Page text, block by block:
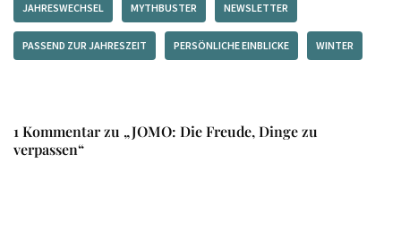
JAHRESWECHSEL MYTHBUSTER NEWSLETTER
PASSEND ZUR JAHRESZEIT PERSÖNLICHE EINBLICKE WINTER
1 Kommentar zu „JOMO: Die Freude, Dinge zu
verpassen“